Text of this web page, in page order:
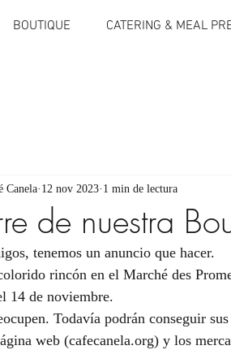
BOUTIQUE CATERING & MEAL
de nuestra
Canela 12 nov 2023 1 min de lectura
tenemos un anuncio que hacer.
rincón en el Marché des
14 de noviembre.
Todavía podrán conseguir
web (cafecanela.org) y los